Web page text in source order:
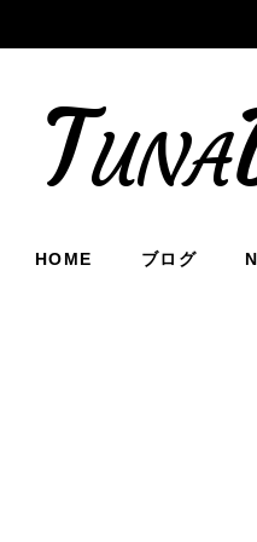
HOME ブログ